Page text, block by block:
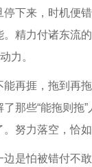
停下来，时机便
。精力付诸东流
力。
能再捱，拖到再
那些“能拖则拖”
努力落空，恰如
边是怕被错付不